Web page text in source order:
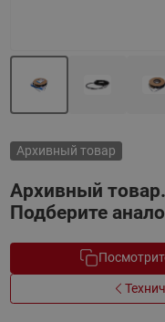
Архивный товар
Архивный
Подберите